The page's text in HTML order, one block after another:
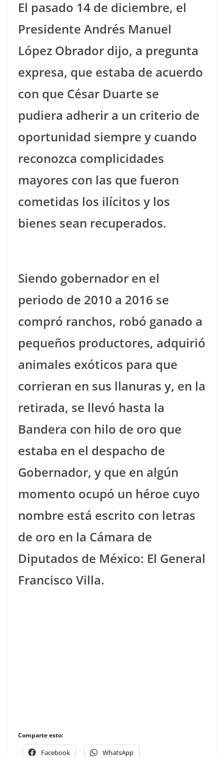
El pasado 14 de diciembre, el
Presidente Andrés Manuel
López Obrador dijo, a pregunta
expresa, que estaba de acuerdo
con que César Duarte se
pudiera adherir a un criterio de
oportunidad siempre y cuando
reconozca complicidades
mayores con las que fueron
cometidas los ilícitos y los
bienes sean recuperados.
Siendo gobernador en el
periodo de 2010 a 2016 se
compró ranchos, robó ganado a
pequeños productores, adquirió
animales exóticos para que
corrieran en sus llanuras y, en la
retirada, se llevó hasta la
Bandera con hilo de oro que
estaba en el despacho de
Gobernador, y que en algún
momento ocupó un héroe cuyo
nombre está escrito con letras
de oro en la Cámara de
Diputados de México: El General
Francisco Villa.
Comparte esto:
Facebook WhatsApp